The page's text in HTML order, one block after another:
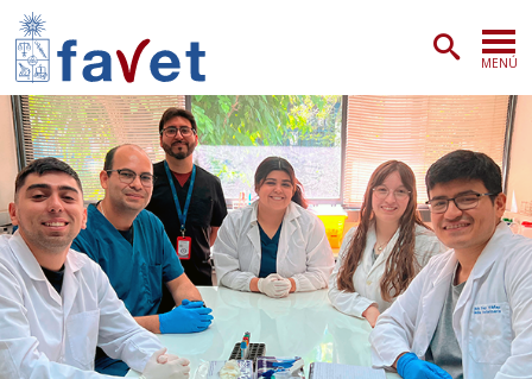
MENÚ
PORTADA
ADMISIÓN
PREGRADO
POSTGRADO
INVESTIGACIÓN